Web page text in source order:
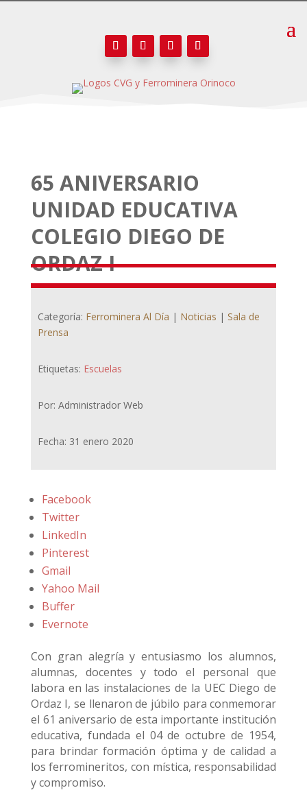
65 ANIVERSARIO
UNIDAD EDUCATIVA
COLEGIO DIEGO DE
ORDAZ I
Categoría: Ferrominera Al Día | Noticias | Sala de
Prensa
Etiquetas: Escuelas
Por: Administrador Web
Fecha: 31 enero 2020
Facebook
Twitter
LinkedIn
Pinterest
Gmail
Yahoo Mail
Buffer
Evernote
Con gran alegría y entusiasmo los alumnos,
alumnas, docentes y todo el personal que
labora en las instalaciones de la UEC Diego de
Ordaz I, se llenaron de júbilo para conmemorar
el 61 aniversario de esta importante institución
educativa, fundada el 04 de octubre de 1954,
para brindar formación óptima y de calidad a
los ferromineritos, con mística, responsabilidad
y compromiso.